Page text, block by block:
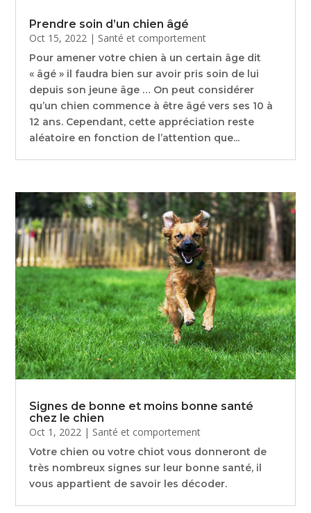
Prendre soin d’un chien âgé
Oct 15, 2022 | Santé et comportement
Pour amener votre chien à un certain âge dit
« âgé » il faudra bien sur avoir pris soin de lui
depuis son jeune âge … On peut considérer
qu’un chien commence à être âgé vers ses 10 à
12 ans. Cependant, cette appréciation reste
aléatoire en fonction de l’attention que...
Signes de bonne et moins bonne santé
chez le chien
Oct 1, 2022 | Santé et comportement
Votre chien ou votre chiot vous donneront de
très nombreux signes sur leur bonne santé, il
vous appartient de savoir les décoder.